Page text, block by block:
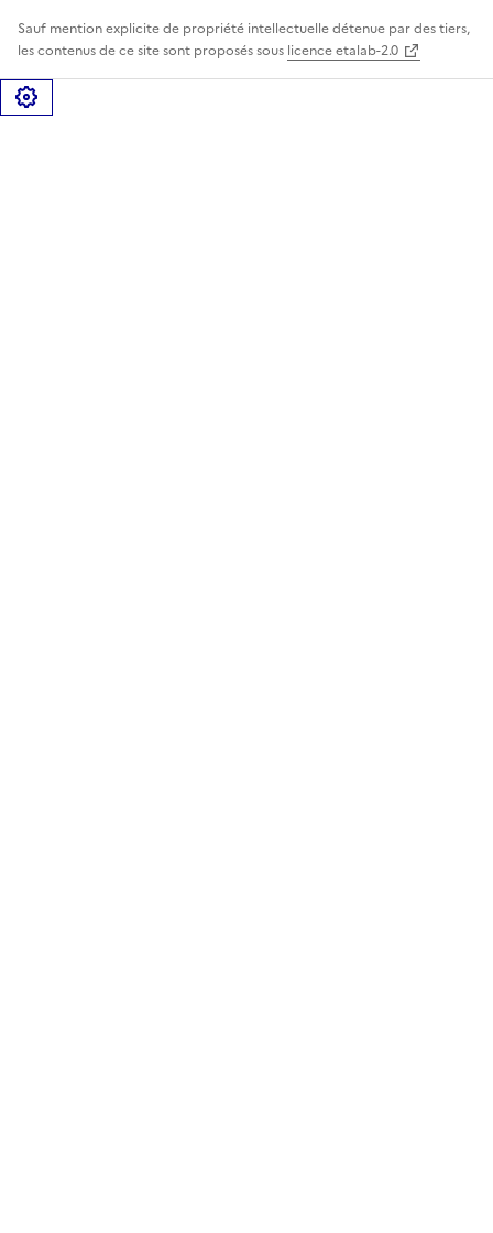
Sauf mention explicite de propriété intellectuelle détenue par des tiers,
les contenus de ce site sont proposés sous licence etalab-2.0
Gérer les cookies